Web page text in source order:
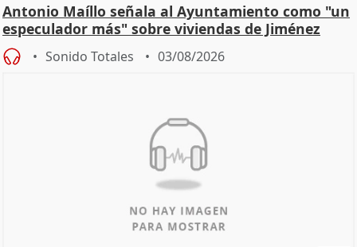
Antonio Maíllo señala al Ayuntamiento como "un
especulador más" sobre viviendas de Jiménez
Becerril
Sonido Totales 03/08/2026